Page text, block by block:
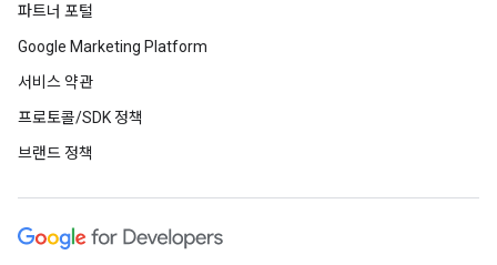
파트너 포털
Google Marketing Platform
서비스 약관
프로토콜/SDK 정책
브랜드 정책